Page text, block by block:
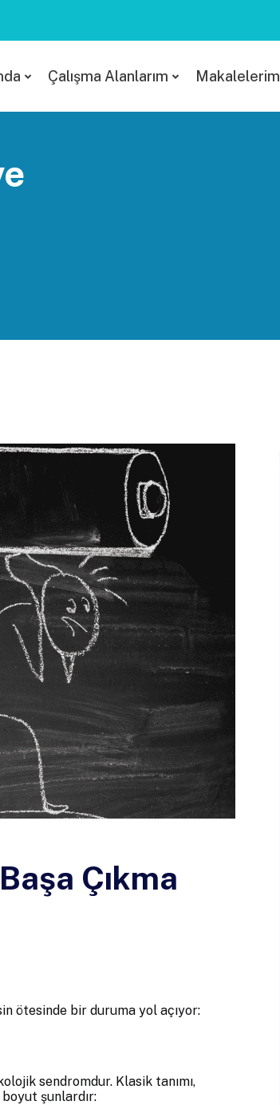
Çalışma Alanlarım Makalelerim
Çıkma
ötesinde bir duruma yol açıyor:
sendromdur. Klasik tanımı,
şunlardır: